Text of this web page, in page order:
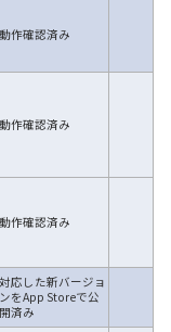
動作確認済み
動作確認済み
動作確認済み
対応した新バージョ
ンをApp Storeで公
開済み